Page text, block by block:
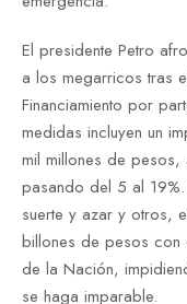
El presidente Petro
a los megarricos tras
Financiamiento por
medidas incluyen un
mil millones de
pasando del 5 al
suerte y azar y otros,
billones de pesos con
de la Nación,
se haga imparable.